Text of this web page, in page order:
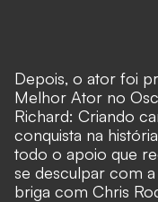
Depois, o ator foi
Melhor Ator no
Richard: Criando
conquista na
todo o apoio que
se desculpar com
briga com Chris